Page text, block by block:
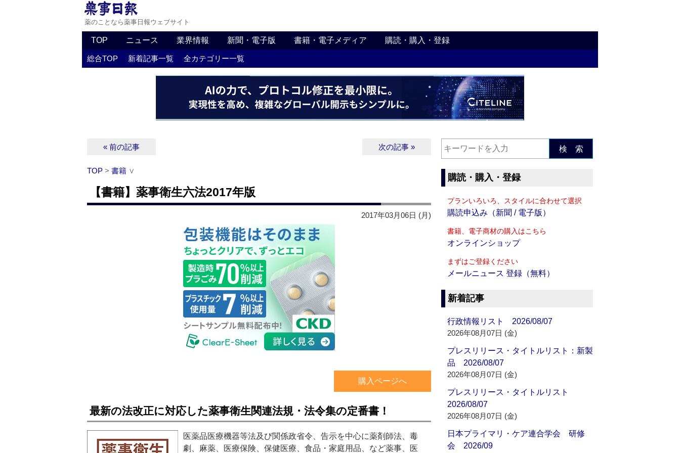
薬のことなら薬事日報ウェブサイト
TOP ニュース 業界情報 新聞・電子版 書籍・電子メディア 購読・購入・登録
総合TOP 新着記事一覧 全カテゴリー一覧
« 前の記事 次の記事 »
TOP > 書籍 ∨
【書籍】薬事衛生六法2017年版
2017年03月06日 (月)
購入ページへ
最新の法改正に対応した薬事衛生関連法規・法令集の定番書！
医薬品医療機器等法及び関係政省令、告示を中心に薬剤師法、毒
劇、麻薬、医療保険、保健医療、食品・家庭用品、など薬事、医
検 索
購読・購入・登録
プランいろいろ、スタイルに合わせて選択
購読申込み（新聞 / 電子版）
書籍、電子商材の購入はこちら
オンラインショップ
まずはご登録ください
メールニュース 登録（無料）
新着記事
行政情報リスト 2026/08/07
2026年08月07日 (金)
プレスリリース・タイトルリスト：新製
品 2026/08/07
2026年08月07日 (金)
プレスリリース・タイトルリスト
2026/08/07
2026年08月07日 (金)
日本プライマリ・ケア連合学会 研修
会 2026/09